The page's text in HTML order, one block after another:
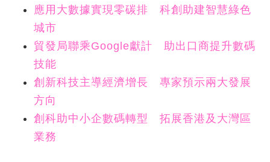
應用大數據實現零碳排 科創助建智慧綠色
城市
貿發局聯乘Google獻計 助出口商提升數碼
技能
創新科技主導經濟增長 專家預示兩大發展
方向
創科助中小企數碼轉型 拓展香港及大灣區
業務